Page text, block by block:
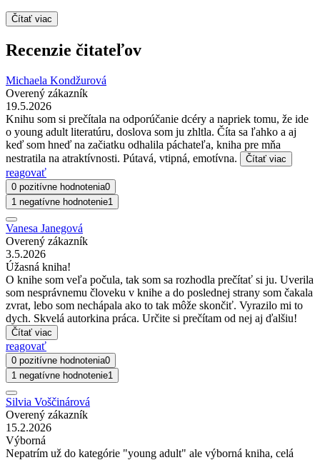
Čítať viac
Recenzie čitateľov
Michaela Kondžurová
Overený zákazník
19.5.2026
Knihu som si prečítala na odporúčanie dcéry a napriek tomu, že ide
o young adult literatúru, doslova som ju zhltla. Číta sa ľahko a aj
keď som hneď na začiatku odhalila páchateľa, kniha pre mňa
nestratila na atraktívnosti. Pútavá, vtipná, emotívna.
Čítať viac
reagovať
0 pozitívne hodnotenia0
1 negatívne hodnotenie1
Vanesa Janegová
Overený zákazník
3.5.2026
Úžasná kniha!
O knihe som veľa počula, tak som sa rozhodla prečítať si ju. Uverila
som nesprávnemu človeku v knihe a do poslednej strany som čakala
zvrat, lebo som nechápala ako to tak môže skončiť. Vyrazilo mi to
dych. Skvelá autorkina práca. Určite si prečítam od nej aj ďalšiu!
Čítať viac
reagovať
0 pozitívne hodnotenia0
1 negatívne hodnotenie1
Silvia Voščinárová
Overený zákazník
15.2.2026
Výborná
Nepatrím už do kategórie "young adult" ale výborná kniha, celá